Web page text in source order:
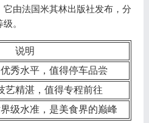
由法国米其林出版社发布，分
。
说明
秀水平，值得停车品尝
艺精湛，值得专程前往
级水准，是美食界的巅峰